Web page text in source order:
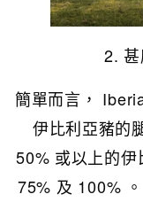
2.
簡單而言，
伊比利亞豬的
50% 或以上的伊
75% 及 100%